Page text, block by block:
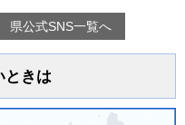
県公式SNS一覧へ
ときは